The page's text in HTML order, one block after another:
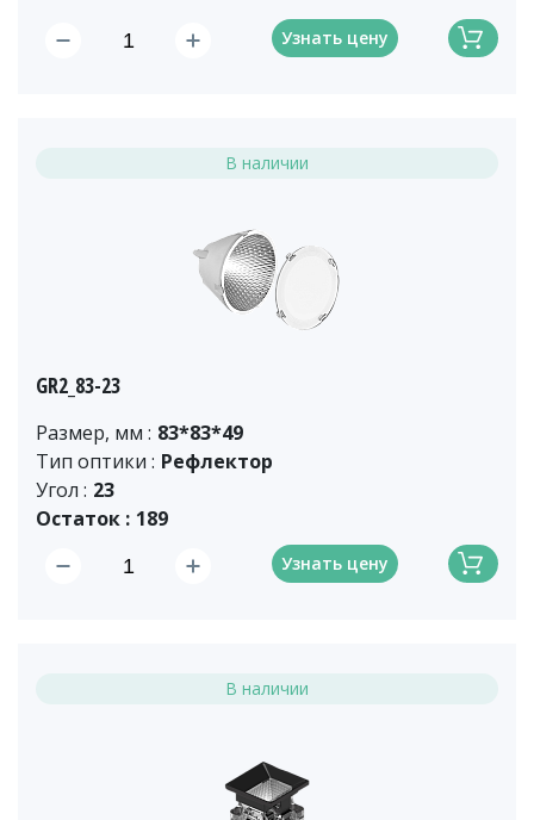
Узнать цену
В наличии
GR2_83-23
Размер, мм : 83*83*49
Тип оптики : Рефлектор
Угол : 23
Остаток : 189
Узнать цену
В наличии